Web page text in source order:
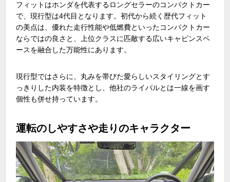
フィットはホンダを代表するロングセラーのコンパクトカー
で、現行型は4代目となります。初代から続く歴代フィット
の美点は、優れた走行性能や低燃費といったコンパクトカー
ならではの良さと、上位クラスに匹敵する広いキャビンスペ
ースを融合した万能性にあります。
現行型ではさらに、丸みを帯びた愛らしいスタイリングとす
っきりした内装を特徴とし、他社のライバルとは一線を画す
個性も併せ持っています。
運転のしやすさや走りのキャラクター